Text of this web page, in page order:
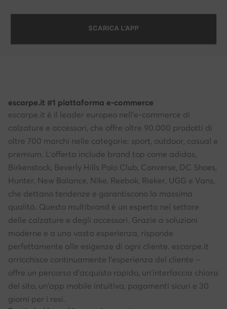
escarpe.it #1 piattaforma e-commerce
escarpe.it è il leader europeo nell'e-commerce di
calzature e accessori, che offre oltre 90.000 prodotti di
oltre 700 marchi nelle categorie: sport, outdoor, casual e
premium. L'offerta include brand top come adidas,
Birkenstock, Beverly Hills Polo Club, Converse, DC Shoes,
Hunter, New Balance, Nike, Reebok, Rieker, UGG e Vans,
che dettano tendenze e garantiscono la massima
qualità. Questo multibrand è un esperto nel settore
delle calzature e degli accessori. Grazie a soluzioni
moderne e a una vasta esperienza, risponde
perfettamente alle esigenze di ogni cliente. escarpe.it
arricchisce continuamente l'esperienza del cliente –
offre un percorso d'acquisto rapido, un'interfaccia chiara
del sito, un'app mobile intuitiva, pagamenti sicuri e 30
giorni per i resi.